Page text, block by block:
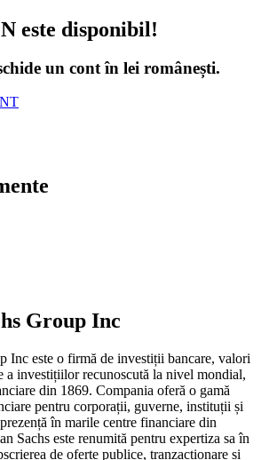
este disponibil!
un cont în lei românești.
Group Inc
Inc este o firmă de investiții bancare, valori
a investițiilor recunoscută la nivel mondial,
din 1869. Compania oferă o gamă
pentru corporații, guverne, instituții și
în marile centre financiare din
Sachs este renumită pentru expertiza sa în
de oferte publice, tranzacționare și